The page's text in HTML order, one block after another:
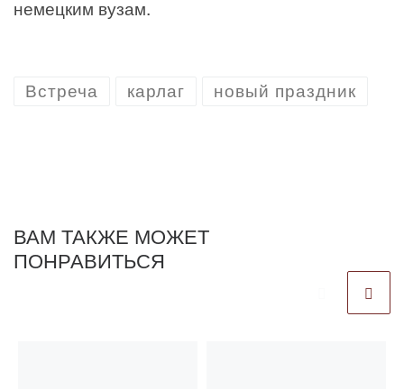
немецким вузам.
Встреча карлаг новый праздник
ВАМ ТАКЖЕ МОЖЕТ
ПОНРАВИТЬСЯ